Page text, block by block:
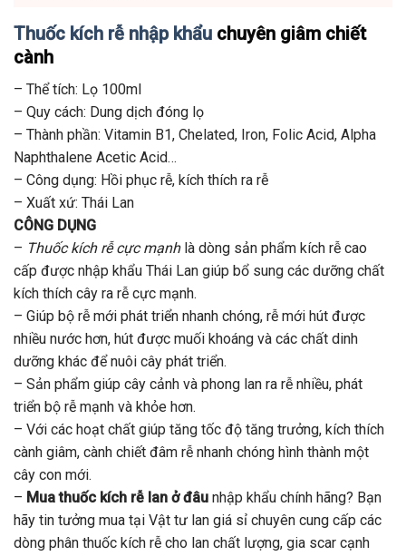
Thuốc kích rễ nhập khẩu chuyên giâm chiết
cành
– Thể tích: Lọ 100ml
– Quy cách: Dung dịch đóng lọ
– Thành phần: Vitamin B1, Chelated, Iron, Folic Acid, Alpha
Naphthalene Acetic Acid…
– Công dụng: Hồi phục rễ, kích thích ra rễ
– Xuất xứ: Thái Lan
CÔNG DỤNG
– Thuốc kích rễ cực mạnhlà dòng sản phẩm kích rễ cao
cấp được nhập khẩu Thái Lan giúp bổ sung các dưỡng chất
kích thích cây ra rễ cực mạnh.
– Giúp bộ rễ mới phát triển nhanh chóng, rễ mới hút được
nhiều nước hơn, hút được muối khoáng và các chất dinh
dưỡng khác để nuôi cây phát triển.
– Sản phẩm giúp cây cảnh và phong lan ra rễ nhiều, phát
triển bộ rễ mạnh và khỏe hơn.
– Với các hoạt chất giúp tăng tốc độ tăng trưởng, kích thích
cành giâm, cành chiết đâm rễ nhanh chóng hình thành một
cây con mới.
– Mua thuốc kích rễ lan ở đâu nhập khẩu chính hãng? Bạn
hãy tin tưởng mua tại Vật tư lan giá sỉ chuyên cung cấp các
dòng phân thuốc kích rễ cho lan chất lượng, gia scar cạnh